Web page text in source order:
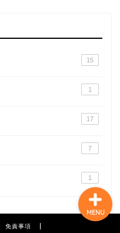
15
1
17
7
1
免責事項
MENU
チエイジング